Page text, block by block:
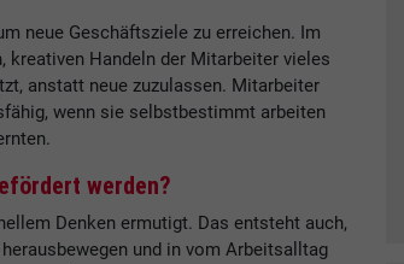
neue Geschäftsziele zu erreichen. Im
Handeln der Mitarbeiter vieles
anstatt neue zuzulassen. Mitarbeiter
wenn sie selbstbestimmt arbeiten
werden?
Denken ermutigt. Das entsteht auch,
und in vom Arbeitsalltag